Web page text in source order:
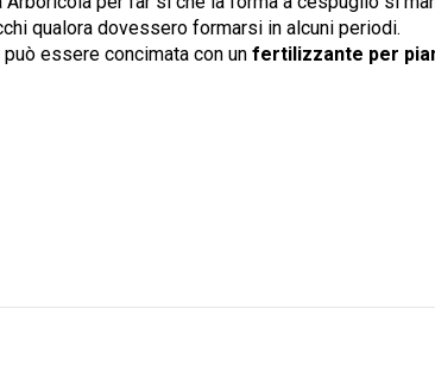
qualora dovessero formarsi in alcuni periodi.
essere concimata con un fertilizzante per